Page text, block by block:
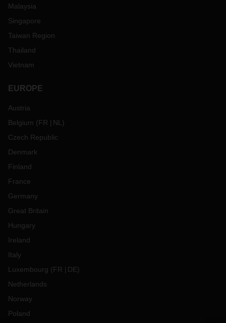
Malaysia
Singapore
Taiwan Region
Thailand
Vietnam
EUROPE
Austria
Belgium (FR NL)
Czech Republic
Denmark
Finland
France
Germany
Great Britain
Hungary
Ireland
Italy
Luxembourg (FR DE)
Netherlands
Norway
Poland